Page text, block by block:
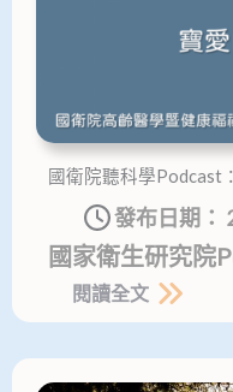
國衛院聽科學Podcast
發布日期：
國家衛生研究院
閱讀全文